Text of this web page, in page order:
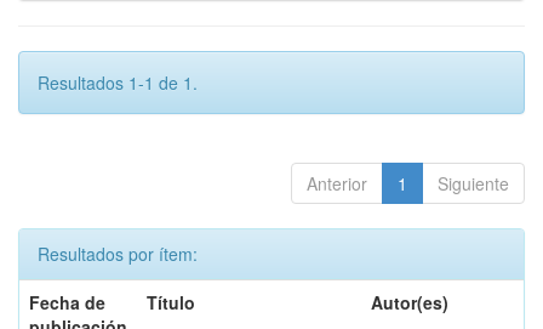
Resultados 1-1 de 1.
Anterior 1 Siguiente
Resultados por ítem:
Fecha de
Título Autor(es)